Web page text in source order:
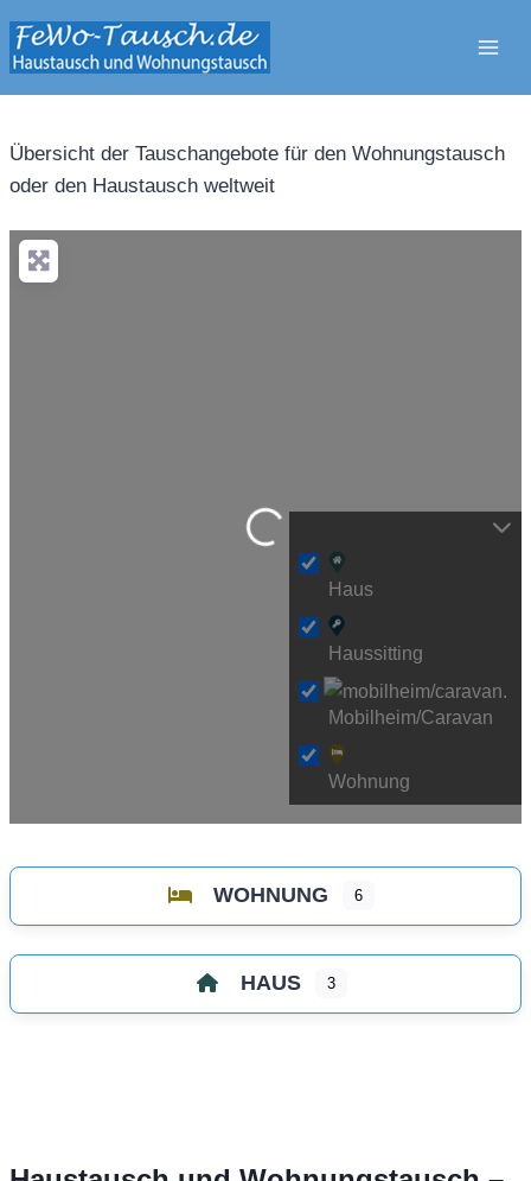
Inhalt
springen
Übersicht der Tauschangebote für den Wohnungstausch
oder den Haustausch weltweit
Wird geladen … Haus
Haussitting
Mobilheim/Caravan
Wohnung
WOHNUNG 6
HAUS 3